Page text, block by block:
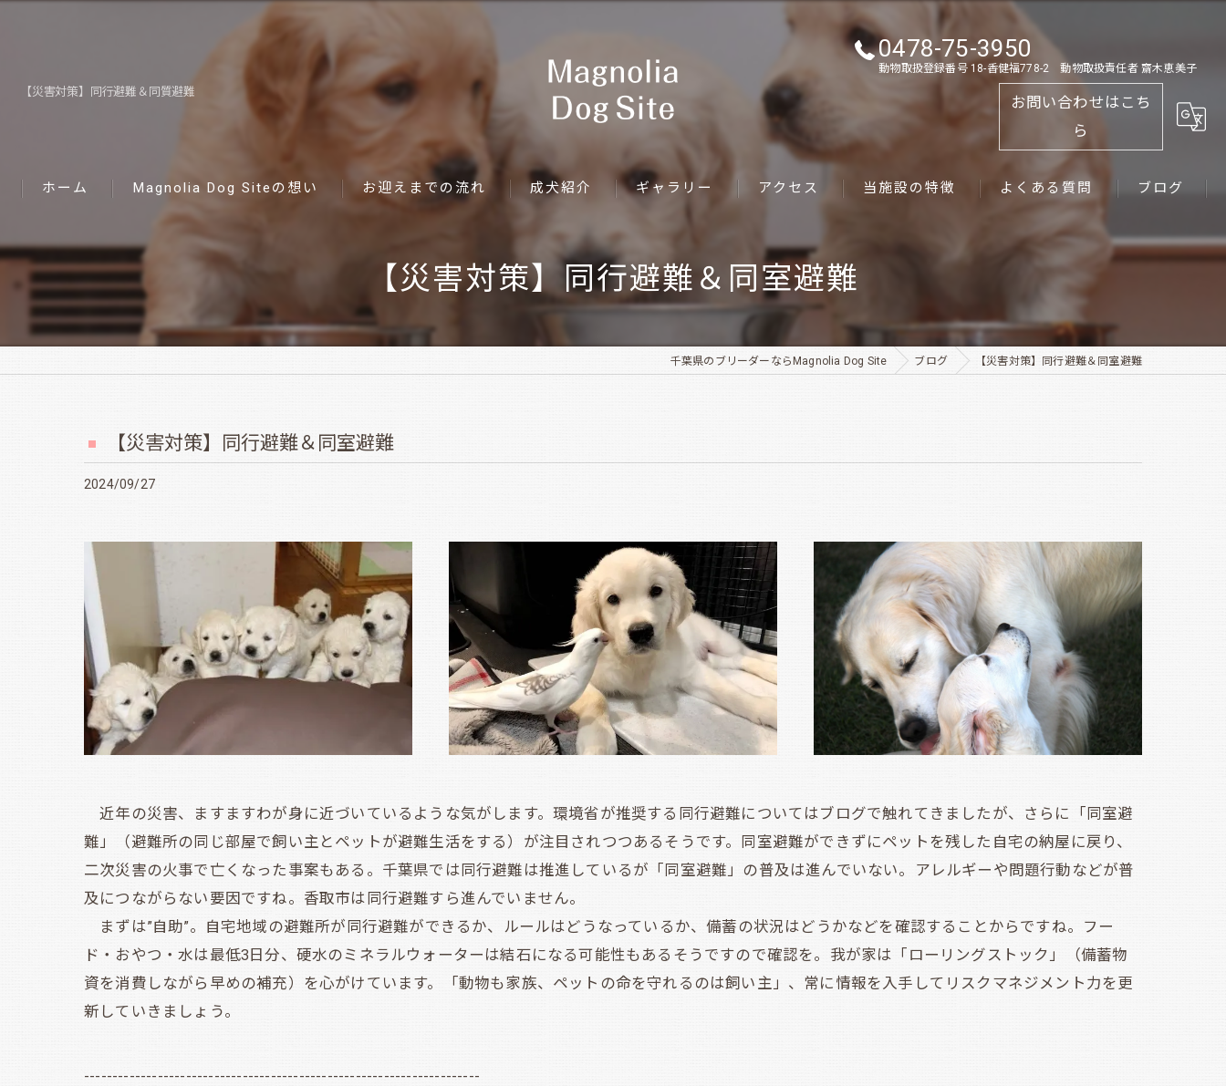
【災害対策】同行避難＆同質避難
0478-75-3950
動物取扱登録番号 18-香健福778-2 動物取扱責任者 齋木恵美子
お問い合わせはこち
ら
ホーム Magnolia Dog Siteの想い お迎えまでの流れ 成犬紹介 ギャラリー アクセス 当施設の特徴
犬舎
よくある質問 ブログ
【災害対策】同行避難＆同室避難
千葉県のブリーダーならMagnolia Dog Site ブログ 【災害対策】同行避難＆同室避難
【災害対策】同行避難＆同室避難
2024/09/27
近年の災害、ますますわが身に近づいているような気がします。環境省が推奨する同行避難についてはブログで触れてきましたが、さらに「同室避
難」（避難所の同じ部屋で飼い主とペットが避難生活をする）が注目されつつあるそうです。同室避難ができずにペットを残した自宅の納屋に戻り、
二次災害の火事で亡くなった事案もある。千葉県では同行避難は推進しているが「同室避難」の普及は進んでいない。アレルギーや問題行動などが普
及につながらない要因ですね。香取市は同行避難すら進んでいません。
まずは”自助”。自宅地域の避難所が同行避難ができるか、ルールはどうなっているか、備蓄の状況はどうかなどを確認することからですね。フー
ド・おやつ・水は最低3日分、硬水のミネラルウォーターは結石になる可能性もあるそうですので確認を。我が家は「ローリングストック」（備蓄物
資を消費しながら早めの補充）を心がけています。「動物も家族、ペットの命を守れるのは飼い主」、常に情報を入手してリスクマネジメント力を更
新していきましょう。
----------------------------------------------------------------------